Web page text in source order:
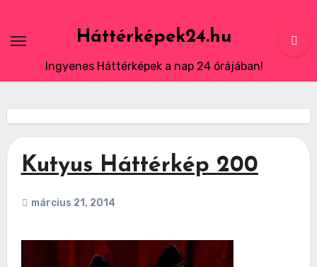
content
Háttérképek24.hu
Ingyenes Háttérképek a nap 24 órájában!
Kutyus Háttérkép 200
március 21, 2014